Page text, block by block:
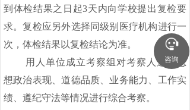
到体检结果之日起3天内向学校提出复检要
求。复检应另外选择同级别医疗机构进行一
次，体检结果以复检结论为准。
用人单位成立考察组对考察人选的思
想政治表现、道德品质、业务能力、工作实
绩、遵纪守法等情况进行综合考察。
咨询